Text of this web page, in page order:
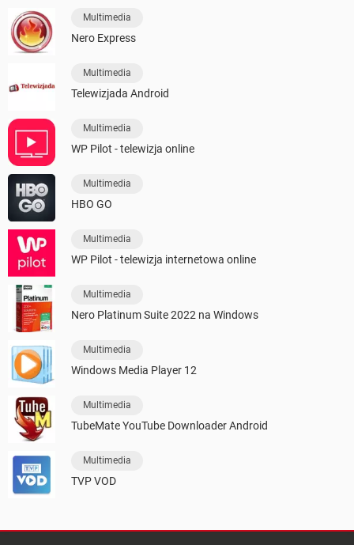
Multimedia
Nero Express
Multimedia
Telewizjada Android
Multimedia
WP Pilot - telewizja online
Multimedia
HBO GO
Multimedia
WP Pilot - telewizja internetowa online
Multimedia
Nero Platinum Suite 2022 na Windows
Multimedia
Windows Media Player 12
Multimedia
TubeMate YouTube Downloader Android
Multimedia
TVP VOD